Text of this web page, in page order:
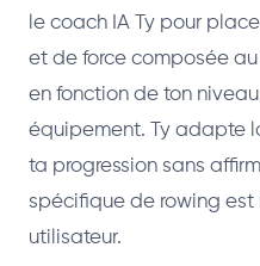
le coach IA Ty pour
et de force composée
en fonction de ton
équipement. Ty adapte
ta progression sans
spécifique de rowing
utilisateur.